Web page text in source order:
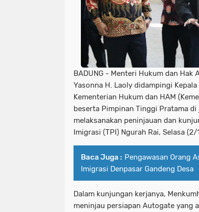
BADUNG - Menteri Hukum dan Hak
Yasonna H. Laoly didampingi
Kementerian Hukum dan HAM
beserta Pimpinan Tinggi Pratama
melaksanakan peninjauan dan
Imigrasi (TPI) Ngurah Rai, Selasa
Baca Juga : Pengawasan Orang
Imigrasi Denpasar Gandeng Desa
Dalam kunjungan kerjanya,
meninjau persiapan Autogate yang